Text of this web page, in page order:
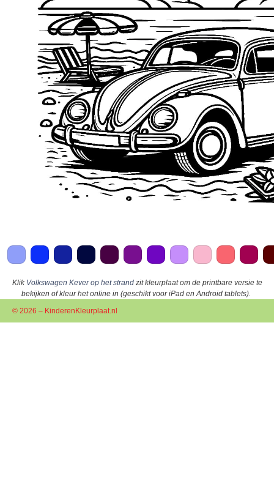
Klik Volkswagen Kever op het strandzit kleurplaat om de printbare versie te
bekijken of kleur het online in (geschikt voor iPad en Android tablets).
© 2026 – KinderenKleurplaat.nl